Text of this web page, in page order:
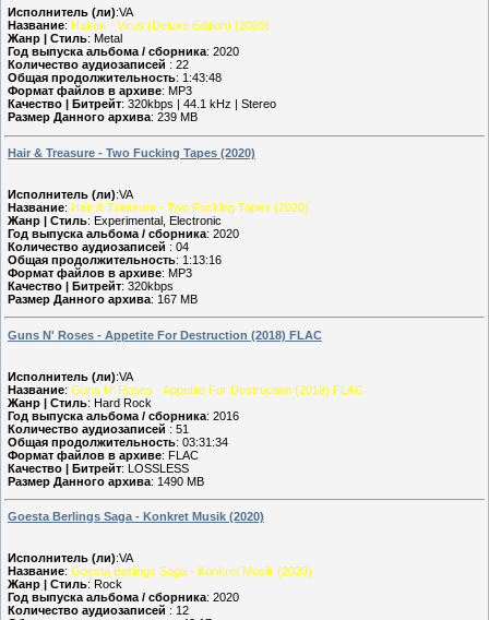
Исполнитель (ли):VA
Название: Haken - Virus (Deluxe Edition) (2020)
Жанр | Стиль: Metal
Год выпуска альбома / сборника: 2020
Количество аудиозаписей : 22
Общая продолжительность: 1:43:48
Формат файлов в архиве: MP3
Качество | Битрейт: 320kbps | 44.1 kHz | Stereo
Размер Данного архива: 239 MB
Hair & Treasure - Two Fucking Tapes (2020)
Исполнитель (ли):VA
Название: Hair & Treasure - Two Fucking Tapes (2020)
Жанр | Стиль: Experimental, Electronic
Год выпуска альбома / сборника: 2020
Количество аудиозаписей : 04
Общая продолжительность: 1:13:16
Формат файлов в архиве: MP3
Качество | Битрейт: 320kbps
Размер Данного архива: 167 MB
Guns N' Roses - Appetite For Destruction (2018) FLAC
Исполнитель (ли):VA
Название: Guns N' Roses - Appetite For Destruction (2018) FLAC
Жанр | Стиль: Hard Rock
Год выпуска альбома / сборника: 2016
Количество аудиозаписей : 51
Общая продолжительность: 03:31:34
Формат файлов в архиве: FLAC
Качество | Битрейт: LOSSLESS
Размер Данного архива: 1490 MB
Goesta Berlings Saga - Konkret Musik (2020)
Исполнитель (ли):VA
Название: Goesta Berlings Saga - Konkret Musik (2020)
Жанр | Стиль: Rock
Год выпуска альбома / сборника: 2020
Количество аудиозаписей : 12